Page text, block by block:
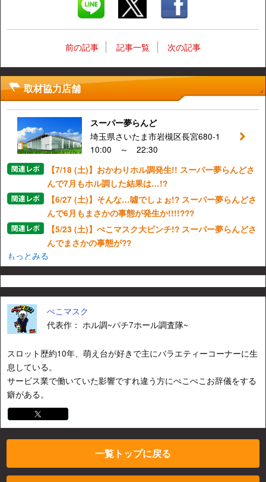
前の記事 記事一覧 次の記事
取材協力店舗
スーパー夢らんど
埼玉県さいたま市岩槻区長宮680-1
10:00 ～ 22:30
【7/18 (土)】おかわりホル調発生!! スーパー夢らんどさ
んで7月もホル調した結果は…!?
【6/27 (土)】そんな…噓でしょぉ!? スーパー夢らんどさ
んで6月もまさかの事態が発生か!!!!???
【5/23 (土)】ぺこマスク大ピンチ!? スーパー夢らんどさ
んでまさかの事態が??
もっとみる
ぺこマスク
代表作： ホル調~パチ7ホール調査隊~
スロット歴約10年、萌え台が好きで主にバラエティーコーナーに生
息している。
サービス業で働いていた影響ですれ違う方にぺこぺこお辞儀をする
癖がある。
一覧トップに戻る